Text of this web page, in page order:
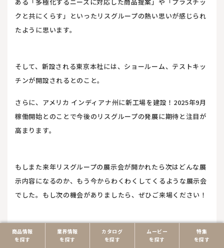
ある「多極化するニーズに対応した商品提案」や「プラスチッ
クと共にくらす」といったリスグループの熱い思いが感じられ
たように思います。
そして、新設される東京本社には、ショールーム、テストキッ
チンが開設されるとのこと。
さらに、アメリカ インディアナ州に新工場を建設！2025年9月
稼働開始とのことで今後のリスグループの発展に期待と注目が
高まります。
もしまた来年リスグループの展示会が開かれたら次はどんな展
示内容になるのか、もう今からわくわくしてくるような展示会
でした。もし次の機会がありましたら、ぜひご来場ください！
また、パックタイムスではリスパック株式会社の新商品や話題
商品情報
を探す
業界情報
を探す
カタログ
を探す
ムービー
を探す
特集
を探す